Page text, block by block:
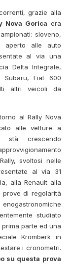
grazie alla
Nova Gorica era
sloveno,
aperto alle auto
al via una
Delta Integrale,
Subaru, Fiat 600
altri veicoli da
al Rally Nova
alle vetture a
stà crescendo
svoltosi nelle
al via 31
alla Renault alla
prove di regolarità
studiato
parte ed una
Kromberk in
i cronometri.
su questa prova